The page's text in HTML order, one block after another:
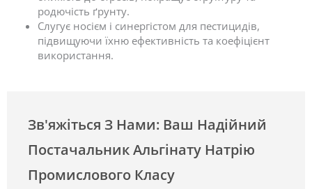
родючість ґрунту.
Слугує носієм і синергістом для пестицидів,
підвищуючи їхню ефективність та коефіцієнт
використання.
Зв'яжіться З Нами: Ваш Надійний
Постачальник Альгінату Натрію
Промислового Класу